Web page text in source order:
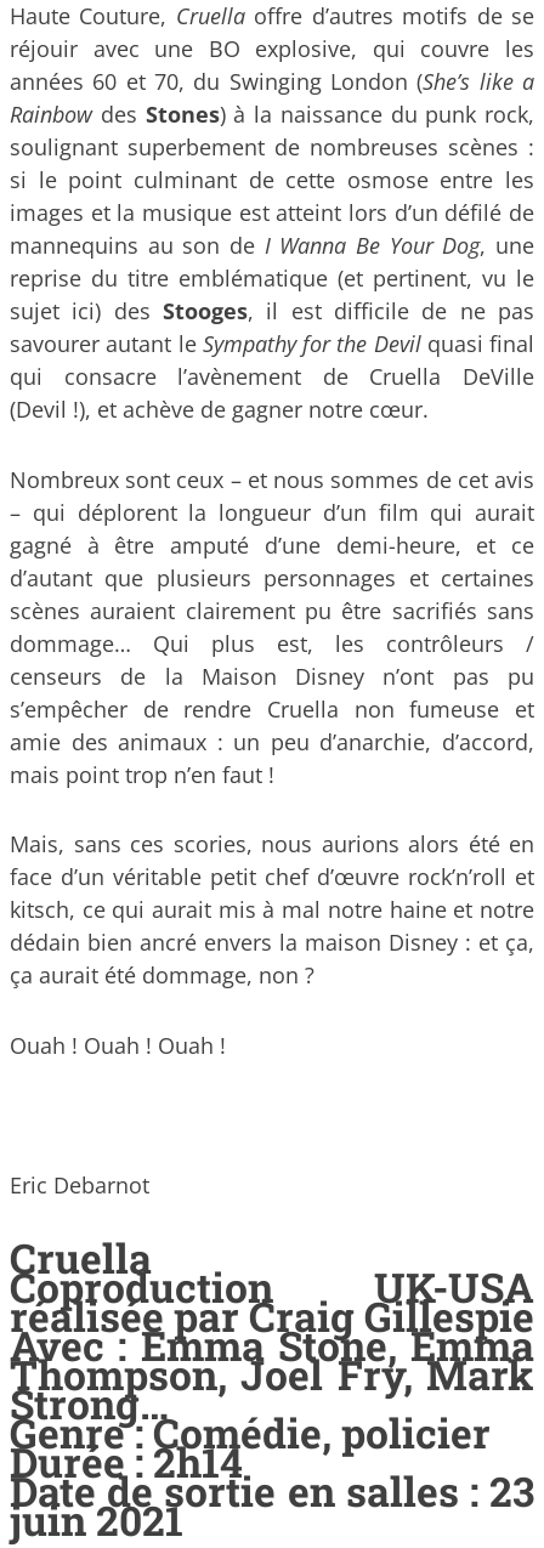
Haute Couture, Cruellaoffre d’autres motifs de se
réjouir avec une BO explosive, qui couvre les
années 60 et 70, du Swinging London (She’s like a
Rainbowdes Stones) à la naissance du punk rock,
soulignant superbement de nombreuses scènes :
si le point culminant de cette osmose entre les
images et la musique est atteint lors d’un défilé de
mannequins au son de I Wanna Be Your Dog, une
reprise du titre emblématique (et pertinent, vu le
sujet ici) des Stooges, il est difficile de ne pas
savourer autant le Sympathy for the Devilquasi final
qui consacre l’avènement de Cruella DeVille
(Devil !), et achève de gagner notre cœur.
Nombreux sont ceux – et nous sommes de cet avis
– qui déplorent la longueur d’un film qui aurait
gagné à être amputé d’une demi-heure, et ce
d’autant que plusieurs personnages et certaines
scènes auraient clairement pu être sacrifiés sans
dommage… Qui plus est, les contrôleurs /
censeurs de la Maison Disney n’ont pas pu
s’empêcher de rendre Cruella non fumeuse et
amie des animaux : un peu d’anarchie, d’accord,
mais point trop n’en faut !
Mais, sans ces scories, nous aurions alors été en
face d’un véritable petit chef d’œuvre rock’n’roll et
kitsch, ce qui aurait mis à mal notre haine et notre
dédain bien ancré envers la maison Disney : et ça,
ça aurait été dommage, non ?
Ouah ! Ouah ! Ouah !
Eric Debarnot
Cruella
Coproduction UK-USA
réalisée par Craig Gillespie
Avec : Emma Stone, Emma
Thompson, Joel Fry, Mark
Strong…
Genre : Comédie, policier
Durée : 2h14
Date de sortie en salles : 23
juin 2021